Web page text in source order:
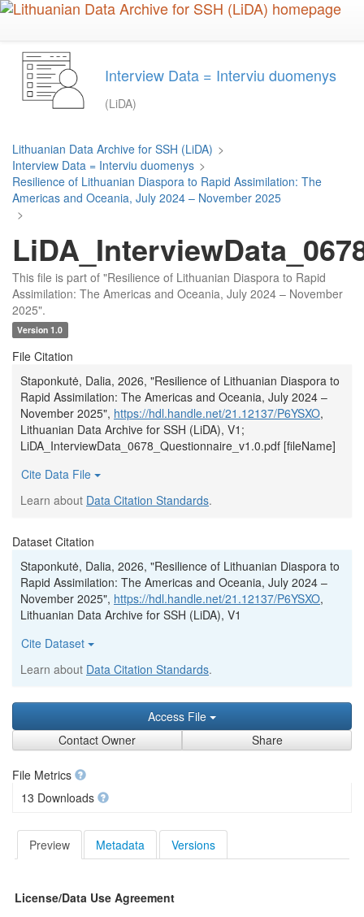
Skip
content
Interview Data = Interviu duomenys
(LiDA)
Lithuanian Data Archive for SSH (LiDA) >
Interview Data = Interviu duomenys >
Resilience of Lithuanian Diaspora to Rapid Assimilation: The
Americas and Oceania, July 2024 – November 2025
>
This file is part of "Resilience of Lithuanian Diaspora to Rapid
Assimilation: The Americas and Oceania, July 2024 – November
2025".
Version 1.0
File Citation
Staponkutė, Dalia, 2026, "Resilience of Lithuanian Diaspora to
Rapid Assimilation: The Americas and Oceania, July 2024 –
November 2025", https://hdl.handle.net/21.12137/P6YSXO,
Lithuanian Data Archive for SSH (LiDA), V1;
LiDA_InterviewData_0678_Questionnaire_v1.0.pdf [fileName]
Cite Data File
Learn about Data Citation Standards.
Dataset Citation
Staponkutė, Dalia, 2026, "Resilience of Lithuanian Diaspora to
Rapid Assimilation: The Americas and Oceania, July 2024 –
November 2025", https://hdl.handle.net/21.12137/P6YSXO,
Lithuanian Data Archive for SSH (LiDA), V1
Cite Dataset
Learn about Data Citation Standards.
Access File
Contact Owner
Share
File Metrics
13 Downloads
Preview Metadata Versions
License/Data Use Agreement